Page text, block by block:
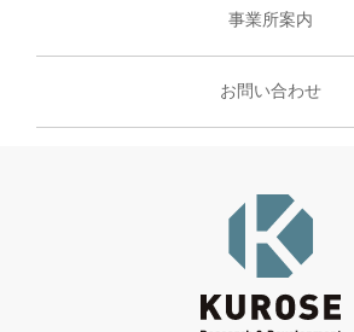
事業所案内
お問い合わせ